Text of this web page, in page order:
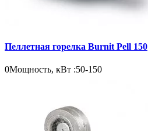
Пеллетная горелка Burnit Pell 150
0Мощность, кВт :50-150